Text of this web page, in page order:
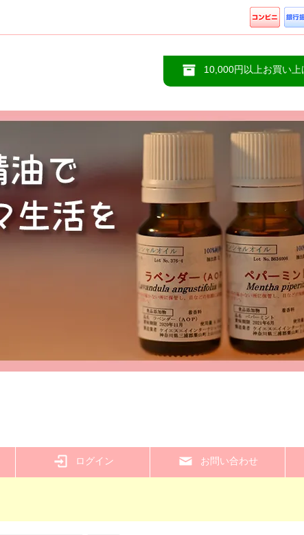
10,000円以上お買い
ログイン お問い合わせ